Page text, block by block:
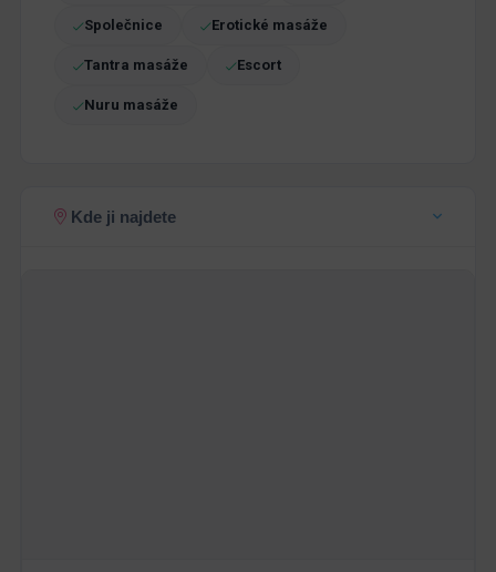
Společnice Erotické masáže
Tantra masáže Escort
Nuru masáže
Kde ji najdete